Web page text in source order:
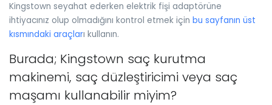
Kingstown seyahat ederken elektrik fişi adaptörüne
ihtiyacınız olup olmadığını kontrol etmek için bu sayfanın üst
kısmındaki araçları kullanın.
Burada; Kingstown saç kurutma
makinemi, saç düzleştiricimi veya saç
maşamı kullanabilir miyim?